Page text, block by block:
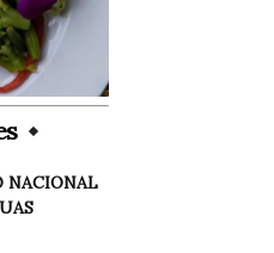
NACIONAL